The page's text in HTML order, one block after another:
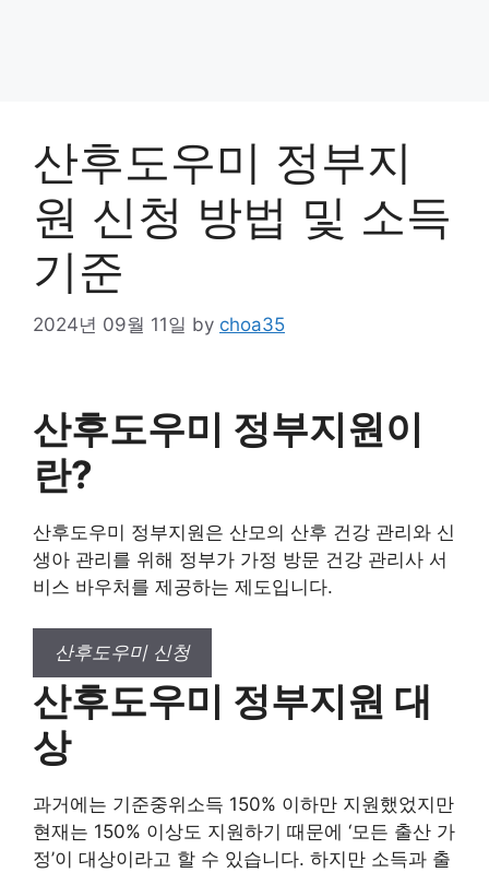
산후도우미 정부지
원 신청 방법 및 소득
기준
2024년 09월 11일 by choa35
산후도우미 정부지원이
란?
산후도우미 정부지원은 산모의 산후 건강 관리와 신
생아 관리를 위해 정부가 가정 방문 건강 관리사 서
비스 바우처를 제공하는 제도입니다.
산후도우미 신청
산후도우미 정부지원 대
상
과거에는 기준중위소득 150% 이하만 지원했었지만
현재는 150% 이상도 지원하기 때문에 ‘모든 출산 가
정’이 대상이라고 할 수 있습니다. 하지만 소득과 출